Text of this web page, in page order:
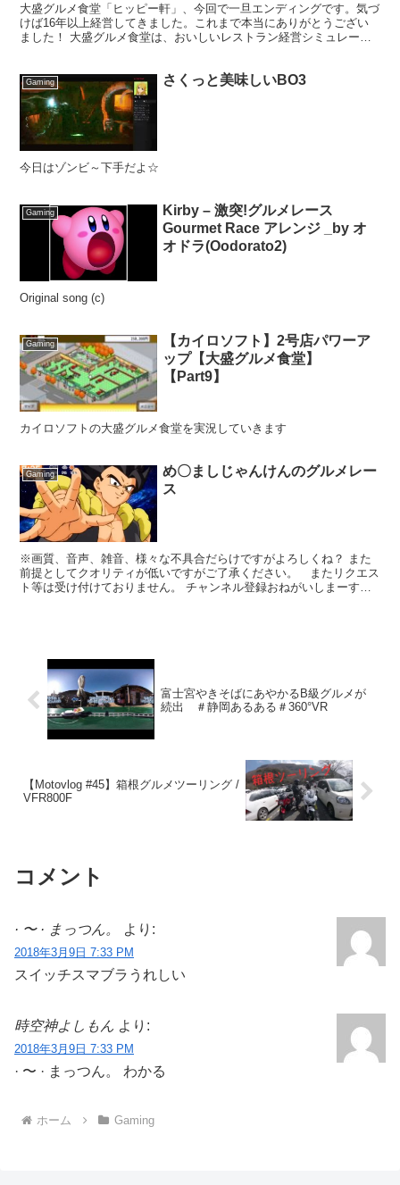
大盛グルメ食堂「ヒッピー軒」、今回で一旦エンディングです。気づ
けば16年以上経営してきました。これまで本当にありがとうござい
ました！ 大盛グルメ食堂は、おいしいレストラン経営シミュレーシ
Gaming さくっと美味しいBO3
今日はゾンビ～下手だよ☆
Gaming
Kirby – 激突!グルメレース
Gourmet Race アレンジ _by オ
オドラ(Oodorato2)
Original song (c)
Gaming
【カイロソフト】2号店パワーア
ップ【大盛グルメ食堂】
【Part9】
カイロソフトの大盛グルメ食堂を実況していきます
Gaming
め〇ましじゃんけんのグルメレー
ス
※画質、音声、雑音、様々な不具合だらけですがよろしくね？ また
前提としてクオリティが低いですがご了承ください。 またリクエス
ト等は受け付けておりません。 チャンネル登録おねがいしまーす→
富士宮やきそばにあやかるB級グルメが
続出 ＃静岡あるある＃360°VR
【Motovlog #45】箱根グルメツーリング /
VFR800F
コメント
· 〜 · まっつん。 より:
2018年3月9日 7:33 PM
スイッチスマブラうれしい
時空神よしもん より:
2018年3月9日 7:33 PM
· 〜 · まっつん。 わかる
ホーム Gaming